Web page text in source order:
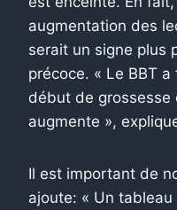
augmentation des
serait un signe plus
précoce. « Le BBT
début de grossesse
augmente »,
Il est important de
ajoute: « Un